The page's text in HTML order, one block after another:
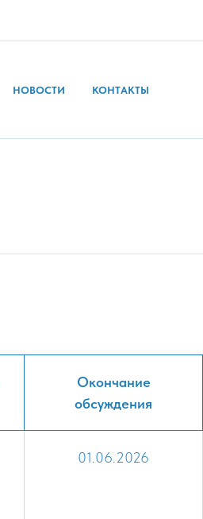
НОВОСТИ КОНТАКТЫ
Окончание
обсуждения
01.06.2026